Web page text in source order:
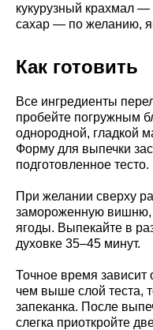
кукурузный крахмал
сахар — по желанию,
Как готовить
Все ингредиенты
пробейте погружным
однородной, гладкой
Форму для выпечки
подготовленное тесто.
При желании сверху
замороженную вишню,
ягоды. Выпекайте в
духовке 35–45 минут.
Точное время
чем выше слой теста,
запеканка. После
слегка приоткройте